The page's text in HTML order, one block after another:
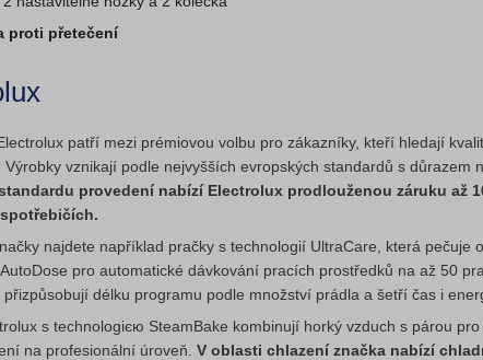
proti přetečení
patří mezi prémiovou volbu pro zákazníky, kteří hledají
Výrobky vznikají podle nejvyšších evropských standardů s důrazem
provedení nabízí Electrolux prodlouženou záruku až
najdete například pračky s technologií UltraCare, která pečuje
pro automatické dávkování pracích prostředků na až 50
délku programu podle množství prádla a šetří čas i
s technologією SteamBake kombinují horký vzduch s párou
na profesionální úroveň. V oblasti chlazení značka nabízí